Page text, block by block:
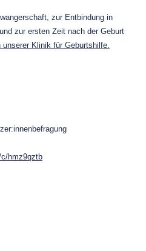
zur Entbindung in
zur ersten Zeit nach der Geburt
unserer Klinik für Geburtshilfe.
hmz9qztb